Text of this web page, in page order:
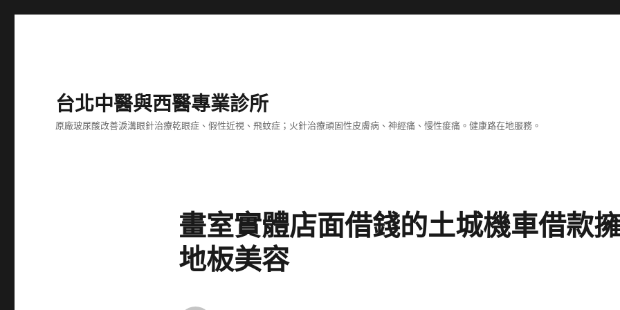
台北中醫與西醫專業診所
原廠玻尿酸改善淚溝眼針治療乾眼症、假性近視、飛蚊症；火針治療頑固性皮膚病、神經痛、慢性痠痛。健康路在地服務。
畫室實體店面借錢的土城機車借款
地板美容